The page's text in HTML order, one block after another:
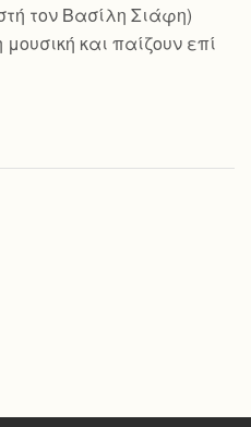
τον Βασίλη Σιάφη)
και παίζουν επί